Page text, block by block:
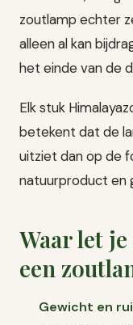
zoutlamp echter
alleen al kan
het einde van de
Elk stuk
betekent dat de
uitziet dan op de
natuurproduct en
Waar let
een
Gewicht en